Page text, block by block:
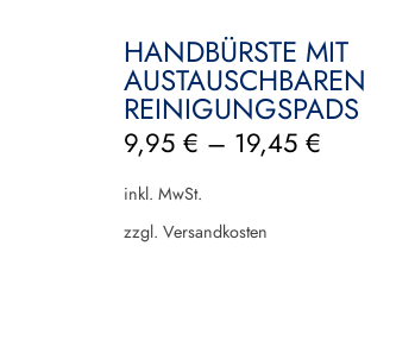
HANDBÜRSTE MIT
AUSTAUSCHBAREN
REINIGUNGSPADS
9,95 € – 19,45 €
inkl. MwSt.
zzgl. Versandkosten